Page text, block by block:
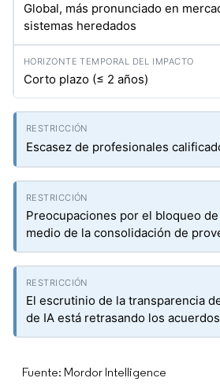
Global, más pronunciado en
sistemas heredados
Corto plazo (≤ 2 años)
Escasez de profesionales
Preocupaciones por el bloqueo
medio de la consolidación de
El escrutinio de la transparencia
de IA está retrasando los acuerdos
Fuente: Mordor Intelligence